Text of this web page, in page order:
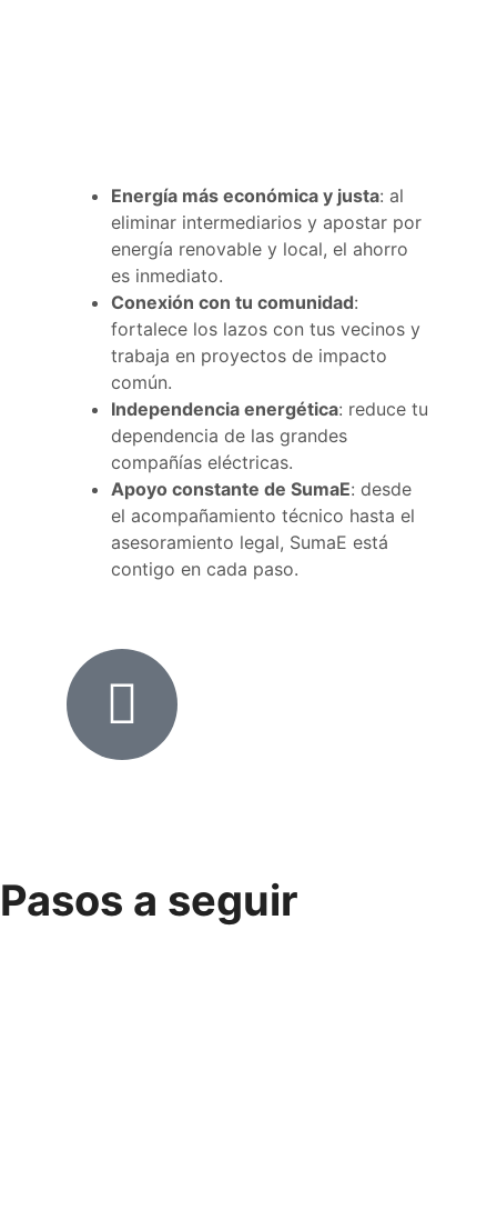
Energía más económica y justa: al
eliminar intermediarios y apostar por
energía renovable y local, el ahorro
es inmediato.
Conexión con tu comunidad:
fortalece los lazos con tus vecinos y
trabaja en proyectos de impacto
común.
Independencia energética: reduce tu
dependencia de las grandes
compañías eléctricas.
Apoyo constante de SumaE: desde
el acompañamiento técnico hasta el
asesoramiento legal, SumaE está
contigo en cada paso.
Pasos a seguir